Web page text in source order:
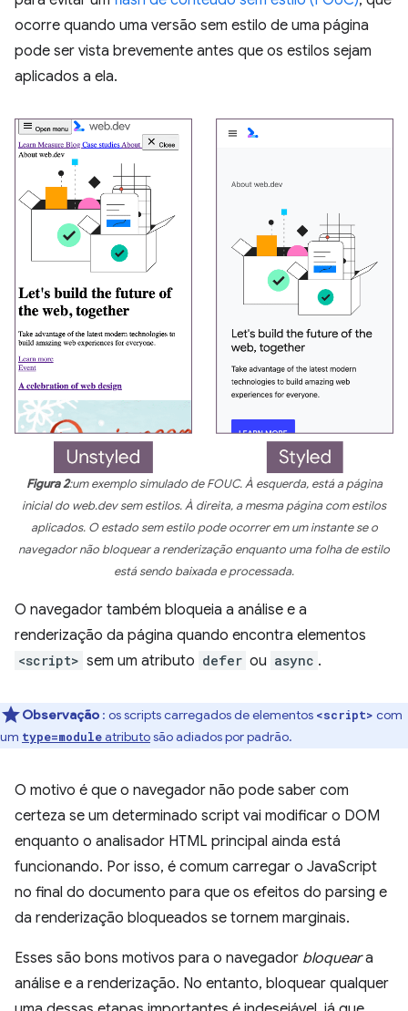
ocorre quando uma versão sem estilo de uma página
pode ser vista brevemente antes que os estilos sejam
aplicados a ela.
Figura 2:um exemplo simulado de FOUC. À esquerda, está a página
inicial do web.dev sem estilos. À direita, a mesma página com estilos
aplicados. O estado sem estilo pode ocorrer em um instante se o
navegador não bloquear a renderização enquanto uma folha de estilo
está sendo baixada e processada.
O navegador também bloqueia a análise e a
renderização da página quando encontra elementos
<script> sem um atributo defer ou async .
Observação : os scripts carregados de elementos <script> com
um type=moduleatributosão adiados por padrão.
O motivo é que o navegador não pode saber com
certeza se um determinado script vai modificar o DOM
enquanto o analisador HTML principal ainda está
funcionando. Por isso, é comum carregar o JavaScript
no final do documento para que os efeitos do parsing e
da renderização bloqueados se tornem marginais.
Esses são bons motivos para o navegador bloqueara
análise e a renderização. No entanto, bloquear qualquer